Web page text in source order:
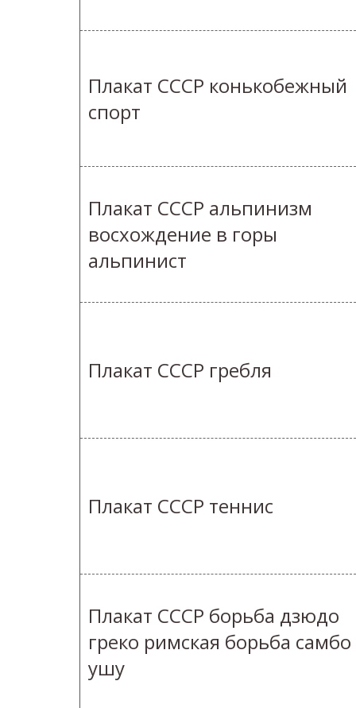
Плакат СССР конькобежный
спорт
Плакат СССР альпинизм
восхождение в горы
альпинист
Плакат СССР гребля
Плакат СССР теннис
Плакат СССР борьба дзюдо
греко римская борьба самбо
ушу